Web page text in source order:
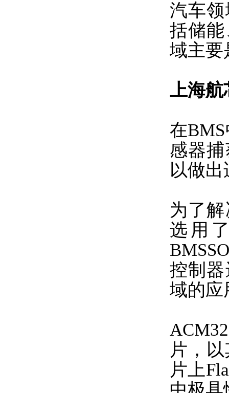
汽车
括储
域主要
上海航
在
感器
以做
为了
选用
控制
域的应
片，
片上